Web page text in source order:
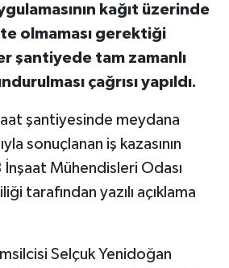
kağıt üzerinde
olmaması gerektiği
şantiyede tam zamanlı
çağrısı yapıldı.
şantiyesinde meydana
sonuçlanan iş kazasının
Mühendisleri Odası
tarafından yazılı açıklama
Selçuk Yenidoğan